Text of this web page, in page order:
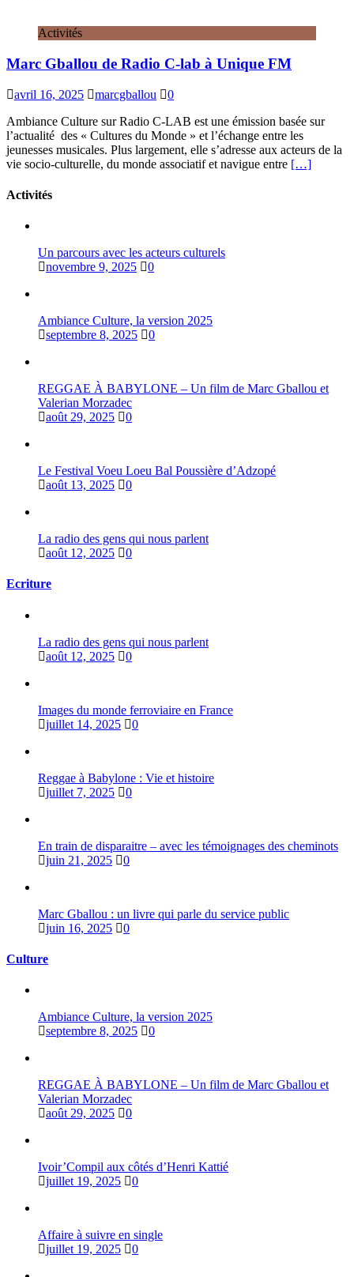
Activités
Marc Gballou de Radio C-lab à Unique FM
avril 16, 2025 marcgballou
0
Ambiance Culture sur Radio C-LAB est une émission basée sur
l’actualité des « Cultures du Monde » et l’échange entre les
jeunesses musicales. Plus largement, elle s’adresse aux acteurs de la
vie socio-culturelle, du monde associatif et navigue entre […]
Activités
Un parcours avec les acteurs culturels
novembre 9, 2025
0
Ambiance Culture, la version 2025
septembre 8, 2025
0
REGGAE À BABYLONE – Un film de Marc Gballou et
Valerian Morzadec
août 29, 2025
0
Le Festival Voeu Loeu Bal Poussière d’Adzopé
août 13, 2025
0
La radio des gens qui nous parlent
août 12, 2025
0
Ecriture
La radio des gens qui nous parlent
août 12, 2025
0
Images du monde ferroviaire en France
juillet 14, 2025
0
Reggae à Babylone : Vie et histoire
juillet 7, 2025
0
En train de disparaitre – avec les témoignages des cheminots
juin 21, 2025
0
Marc Gballou : un livre qui parle du service public
juin 16, 2025
0
Culture
Ambiance Culture, la version 2025
septembre 8, 2025
0
REGGAE À BABYLONE – Un film de Marc Gballou et
Valerian Morzadec
août 29, 2025
0
Ivoir’Compil aux côtés d’Henri Kattié
juillet 19, 2025
0
Affaire à suivre en single
juillet 19, 2025
0